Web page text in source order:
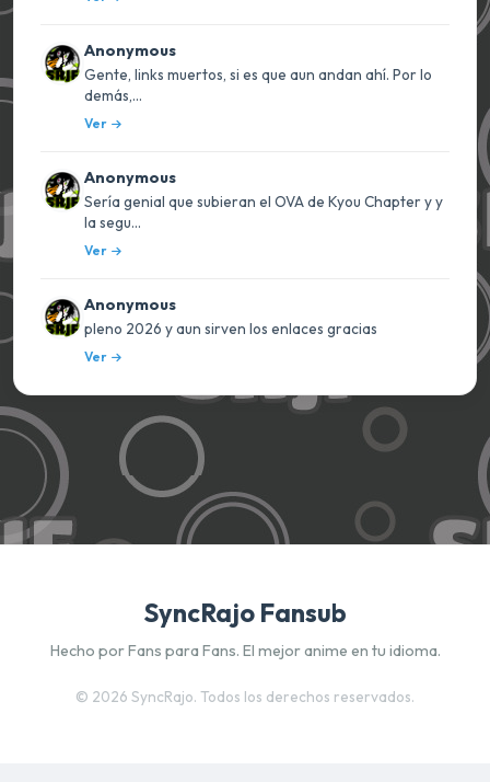
Anonymous
Gente, links muertos, si es que aun andan ahí. Por lo
demás,...
Ver
Anonymous
Sería genial que subieran el OVA de Kyou Chapter y y
la segu...
Ver
Anonymous
pleno 2026 y aun sirven los enlaces gracias
Ver
SyncRajo Fansub
Hecho por Fans para Fans. El mejor anime en tu idioma.
© 2026 SyncRajo. Todos los derechos reservados.